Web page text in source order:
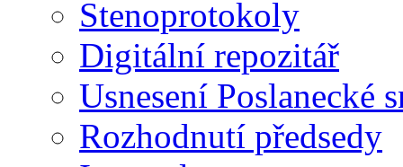
Stenoprotokoly
Digitální repozitář
Usnesení Poslanecké
Rozhodnutí předsedy